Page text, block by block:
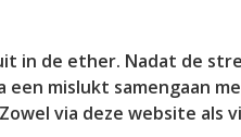
in de ether. Nadat de
mislukt samengaan
via deze website als